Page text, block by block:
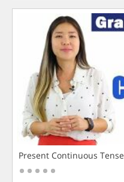
Present Continuous Tense